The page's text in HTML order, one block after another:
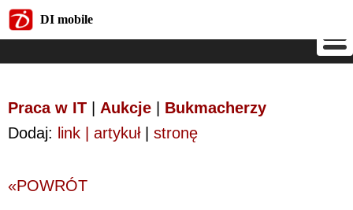
DI mobile
Praca w IT Aukcje
Bukmacherzy
Dodaj: link | artykuł| stronę
«POWRÓT
DI mobile